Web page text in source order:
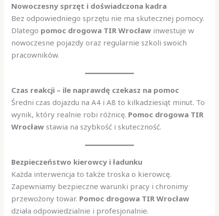
Nowoczesny sprzęt i doświadczona kadra
Bez odpowiedniego sprzętu nie ma skutecznej pomocy.
Dlatego pomoc drogowa TIR Wrocław inwestuje w
nowoczesne pojazdy oraz regularnie szkoli swoich
pracowników.
Czas reakcji – ile naprawdę czekasz na pomoc
Średni czas dojazdu na A4 i A8 to kilkadziesiąt minut. To
wynik, który realnie robi różnicę. Pomoc drogowa TIR
Wrocław stawia na szybkość i skuteczność.
Bezpieczeństwo kierowcy i ładunku
Każda interwencja to także troska o kierowcę.
Zapewniamy bezpieczne warunki pracy i chronimy
przewożony towar. Pomoc drogowa TIR Wrocław
działa odpowiedzialnie i profesjonalnie.